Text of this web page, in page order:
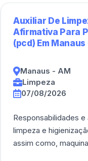
Auxiliar De
Afirmativa Para
(pcd) Em
Manaus - AM
Limpeza
07/08/2026
Responsabilidades
limpeza e
assim como,